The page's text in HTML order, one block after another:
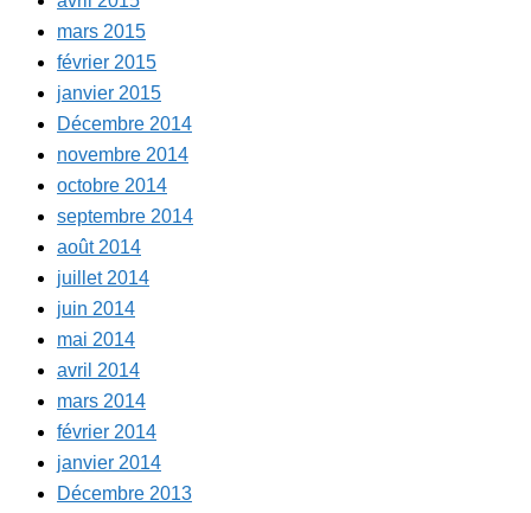
mars 2015
février 2015
janvier 2015
Décembre 2014
novembre 2014
octobre 2014
septembre 2014
août 2014
juillet 2014
juin 2014
mai 2014
avril 2014
mars 2014
février 2014
janvier 2014
Décembre 2013